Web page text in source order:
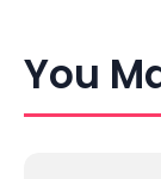
You